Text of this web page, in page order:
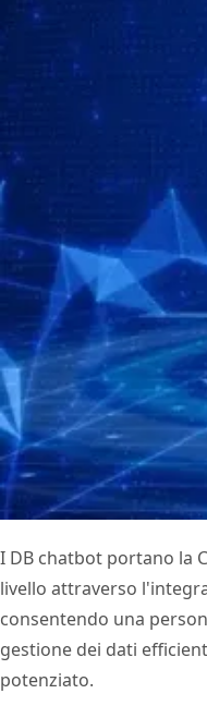
I DB chatbot portano la
livello attraverso
consentendo una
gestione dei dati
potenziato.